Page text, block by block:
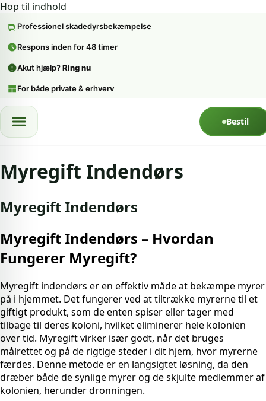
Hop til indhold
Professionel skadedyrsbekæmpelse
Respons inden for 48 timer
Akut hjælp?Ring nu
For både private & erhverv
Spring til indhold
Bestil
Myregift Indendørs
Myregift Indendørs
Myregift Indendørs – Hvordan
Fungerer Myregift?
Myregift indendørs er en effektiv måde at bekæmpe myrer
på i hjemmet. Det fungerer ved at tiltrække myrerne til et
giftigt produkt, som de enten spiser eller tager med
tilbage til deres koloni, hvilket eliminerer hele kolonien
over tid. Myregift virker især godt, når det bruges
målrettet og på de rigtige steder i dit hjem, hvor myrerne
færdes. Denne metode er en langsigtet løsning, da den
dræber både de synlige myrer og de skjulte medlemmer af
kolonien, herunder dronningen.